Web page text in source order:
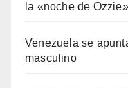
la «noche de Ozzie»
Venezuela se
masculino